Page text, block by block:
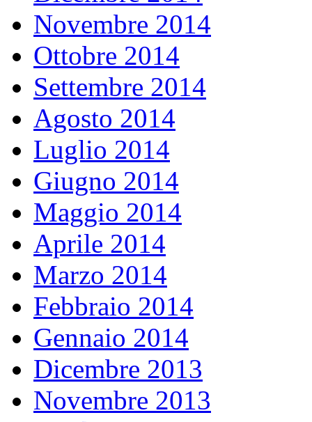
Novembre 2014
Ottobre 2014
Settembre 2014
Agosto 2014
Luglio 2014
Giugno 2014
Maggio 2014
Aprile 2014
Marzo 2014
Febbraio 2014
Gennaio 2014
Dicembre 2013
Novembre 2013